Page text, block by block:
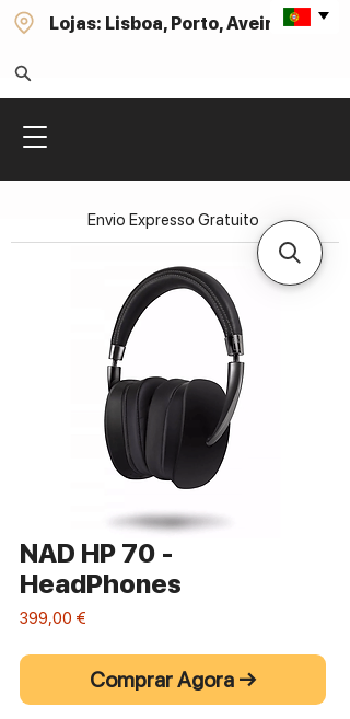
Lojas: Lisboa, Porto, Aveiro
NAD HP 70 -
HeadPhones
399,00 €
Comprar Agora →
Envio Expresso Gratuito